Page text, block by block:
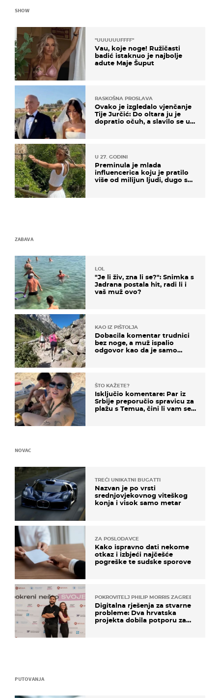
SHOW
"UUUUUUFFFF"
Vau, koje noge! Ružičasti
badić istaknuo je najbolje
adute Maje Šuput
RASKOŠNA PROSLAVA
Ovako je izgledalo vjenčanje
Tije Jurčić: Do oltara ju je
dopratio očuh, a slavilo se uz
U 27. GODINI
Preminula je mlada
influencerica koju je pratilo
više od milijun ljudi, dugo se
ZABAVA
LOL
"Je li živ, zna li se?": Snimka s
Jadrana postala hit, radi li i
vaš muž ovo?
KAO IZ PIŠTOLJA
Dobacila komentar trudnici
bez noge, a muž ispalio
odgovor kao da je samo
ŠTO KAŽETE?
Isključio komentare: Par iz
Srbije preporučio spravicu za
plažu s Temua, čini li vam se
PUTOVANJA
NOVAC
TREĆI UNIKATNI BUGATTI
Nazvan je po vrsti
srednjovjekovnog viteškog
konja i visok samo metar
ZA POSLODAVCE
Kako ispravno dati nekome
otkaz i izbjeći najčešće
pogreške te sudske sporove
POKROVITELJ PHILIP MORRIS ZAGREB
Digitalna rješenja za stvarne
probleme: Dva hrvatska
projekta dobila potporu za